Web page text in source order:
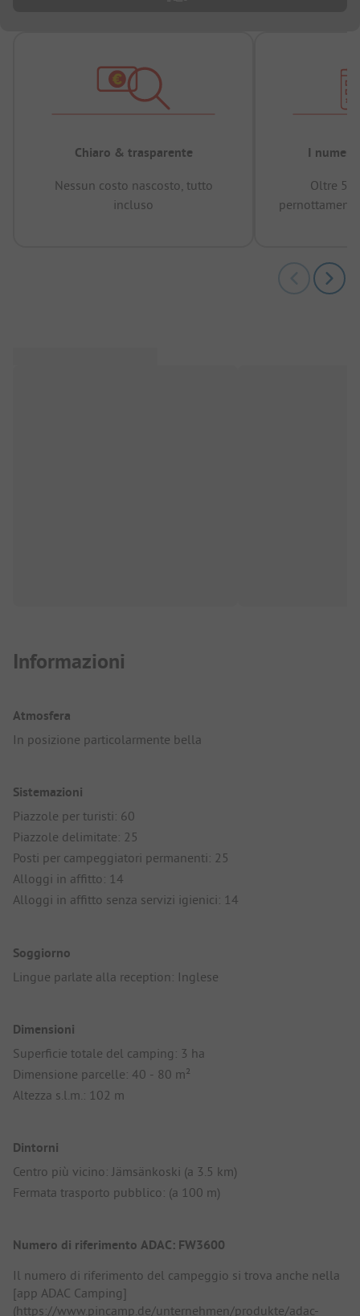
Chiaro & trasparente
Nessun costo nascosto, tutto
incluso
I numeri
Oltre
Informazioni
Atmosfera
In posizione particolarmente bella
Sistemazioni
Piazzole per turisti: 60
Piazzole delimitate: 25
Posti per campeggiatori permanenti: 25
Alloggi in affitto: 14
Alloggi in affitto senza servizi igienici: 14
Soggiorno
Lingue parlate alla reception: Inglese
Dimensioni
Superficie totale del camping: 3 ha
Dimensione parcelle: 40 - 80 m²
Altezza s.l.m.: 102 m
Dintorni
Centro più vicino: Jämsänkoski (a 3.5 km)
Fermata trasporto pubblico: (a 100 m)
Numero di riferimento ADAC: FW3600
Il numero di riferimento del campeggio si trova anche nella
[app ADAC Camping]
(https://www.pincamp.de/unternehmen/produkte/adac-